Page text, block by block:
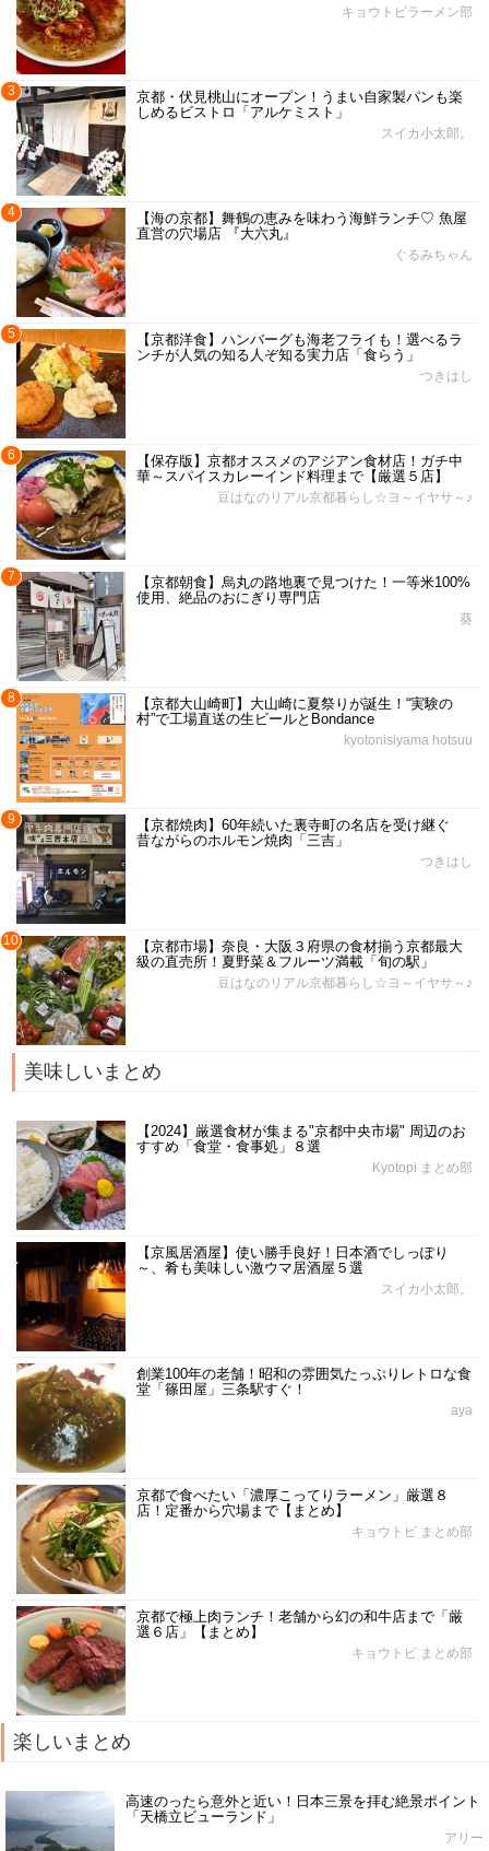
キョウトピラーメン部
3
京都・伏見桃山にオープン！うまい自家製パンも楽
しめるビストロ「アルケミスト」
スイカ小太郎。
4
【海の京都】舞鶴の恵みを味わう海鮮ランチ♡ 魚屋
直営の穴場店 『大六丸』
ぐるみちゃん
5
【京都洋食】ハンバーグも海老フライも！選べるラ
ンチが人気の知る人ぞ知る実力店「食らう」
つきはし
6
【保存版】京都オススメのアジアン食材店！ガチ中
華～スパイスカレーインド料理まで【厳選５店】
豆はなのリアル京都暮らし☆ヨ～イヤサ～♪
7
【京都朝食】烏丸の路地裏で見つけた！一等米100%
使用、絶品のおにぎり専門店
葵
8
【京都大山崎町】大山崎に夏祭りが誕生！“実験の
村”で工場直送の生ビールとBondance
kyotonisiyama hotsuu
9
【京都焼肉】60年続いた裏寺町の名店を受け継ぐ
昔ながらのホルモン焼肉「三吉」
つきはし
10
【京都市場】奈良・大阪３府県の食材揃う京都最大
級の直売所！夏野菜＆フルーツ満載「旬の駅」
豆はなのリアル京都暮らし☆ヨ～イヤサ～♪
美味しいまとめ
【2024】厳選食材が集まる"京都中央市場" 周辺のお
すすめ「食堂・食事処」８選
Kyotopi まとめ部
【京風居酒屋】使い勝手良好！日本酒でしっぽり
～、肴も美味しい激ウマ居酒屋５選
スイカ小太郎。
創業100年の老舗！昭和の雰囲気たっぷりレトロな食
堂「篠田屋」三条駅すぐ！
aya
京都で食べたい「濃厚こってりラーメン」厳選８
店！定番から穴場まで【まとめ】
キョウトピ まとめ部
京都で極上肉ランチ！老舗から幻の和牛店まで「厳
選６店」【まとめ】
キョウトピ まとめ部
楽しいまとめ
高速のったら意外と近い！日本三景を拝む絶景ポイント
「天橋立ビューランド」
アリー